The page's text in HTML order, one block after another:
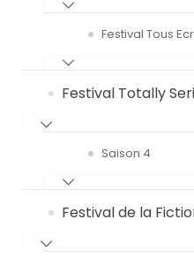
Festival Tous
Festival Totally
Saison 4
Festival de la